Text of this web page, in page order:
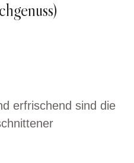
erfrischend sind die